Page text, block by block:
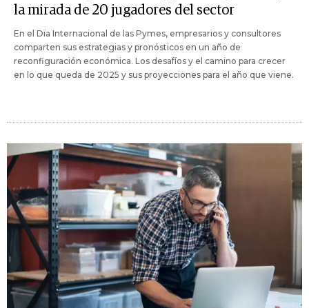
la mirada de 20 jugadores del sector
En el Dïa Internacional de las Pymes, empresarios y consultores
comparten sus estrategias y pronósticos en un año de
reconfiguración económica. Los desafíos y el camino para crecer
en lo que queda de 2025 y sus proyecciones para el año que viene.